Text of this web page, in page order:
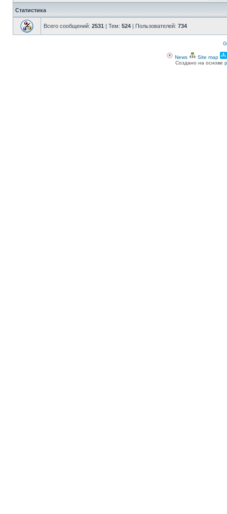
Статистика
Всего сообщений: 2531 | Тем: 524 | Пользователей: 734
News Site map
Создано на основе